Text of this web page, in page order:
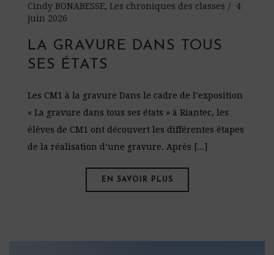
Cindy BONABESSE, Les chroniques des classes
4
juin 2026
LA GRAVURE DANS TOUS
SES ÉTATS
Les CM1 à la gravure Dans le cadre de l’exposition
« La gravure dans tous ses états » à Riantec, les
élèves de CM1 ont découvert les différentes étapes
de la réalisation d’une gravure. Après [...]
EN SAVOIR PLUS